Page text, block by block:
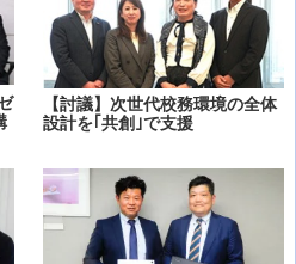
【討議】次世代校務環境の全体
設計を｢共創｣で支援